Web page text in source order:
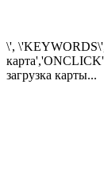
\',
загрузка карты...